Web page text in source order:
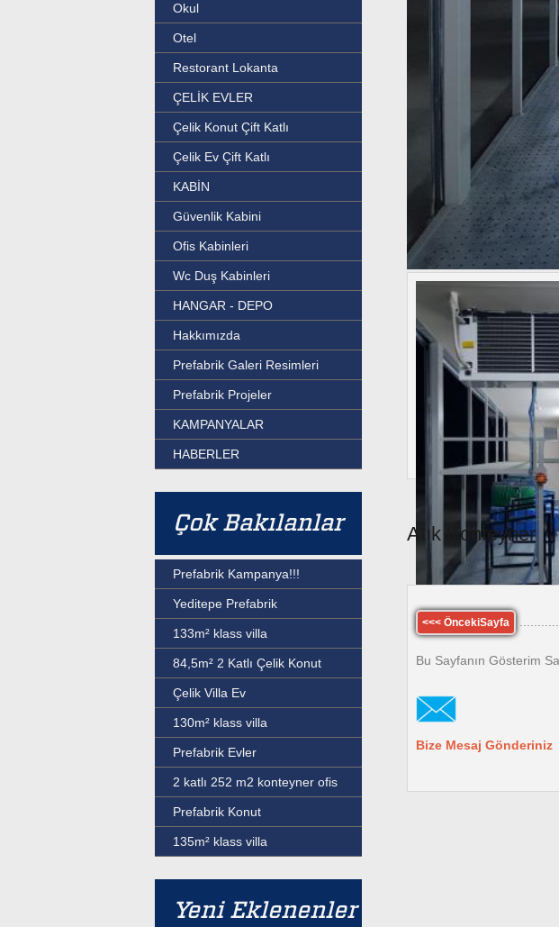
Okul
Otel
Restorant Lokanta
ÇELİK EVLER
Çelik Konut Çift Katlı
Çelik Ev Çift Katlı
KABİN
Güvenlik Kabini
Ofis Kabinleri
Wc Duş Kabinleri
HANGAR - DEPO
Hakkımızda
Prefabrik Galeri Resimleri
Prefabrik Projeler
KAMPANYALAR
HABERLER
Çok Bakılanlar
Prefabrik Kampanya!!!
Yeditepe Prefabrik
133m² klass villa
84,5m² 2 Katlı Çelik Konut
Çelik Villa Ev
130m² klass villa
Prefabrik Evler
2 katlı 252 m2 konteyner ofis
Prefabrik Konut
135m² klass villa
Yeni Eklenenler
Atık Konteyner
<<< ÖncekiSayfa
Bu Sayfanın Gösterim
Bize Mesaj Gönderiniz